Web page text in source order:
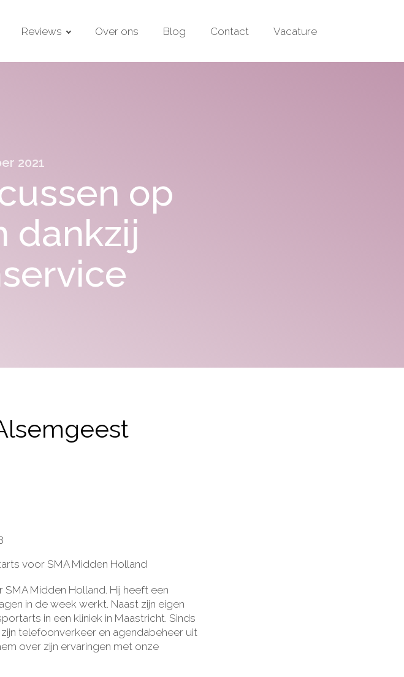
Reviews Over ons Blog Contact Vacature
2021
op
dankzij
voor SMA Midden Holland
Midden Holland. Hij heeft een
in de week werkt. Naast zijn eigen
in een kliniek in Maastricht. Sinds
telefoonverkeer en agendabeheer uit
over zijn ervaringen met onze